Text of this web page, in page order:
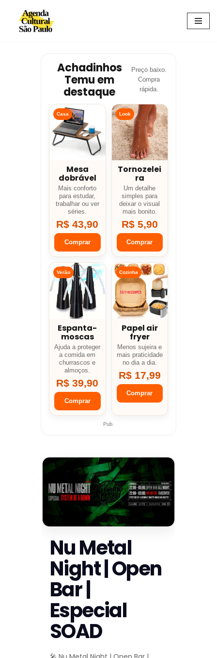
Avançar
Achadinhos
Temu em
destaque
Preço baixo.
Compra
rápida.
Casa
Mesa
dobrável
Mais conforto
para estudar,
trabalhar ou ver
séries.
R$ 43,90
Comprar
Look
Tornozelei
ra
Um detalhe
simples para
deixar o visual
mais bonito.
R$ 5,90
Comprar
Verão
Espanta-
moscas
Ajuda a proteger
a comida em
churrascos e
almoços.
R$ 39,90
Comprar
Cozinha
Papel air
fryer
Menos sujeira e
mais praticidade
no dia a dia.
R$ 17,99
Comprar
Pub.
Nu Metal
Night | Open
Bar |
Especial
SOAD